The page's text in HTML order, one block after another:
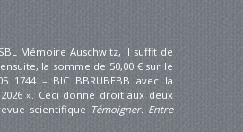
Mémoire Auschwitz, il suffit de
la somme de 50,00 € sur le
1744 – BIC BBRUBEBB avec la
». Ceci donne droit aux deux
scientifique Témoigner. Entre